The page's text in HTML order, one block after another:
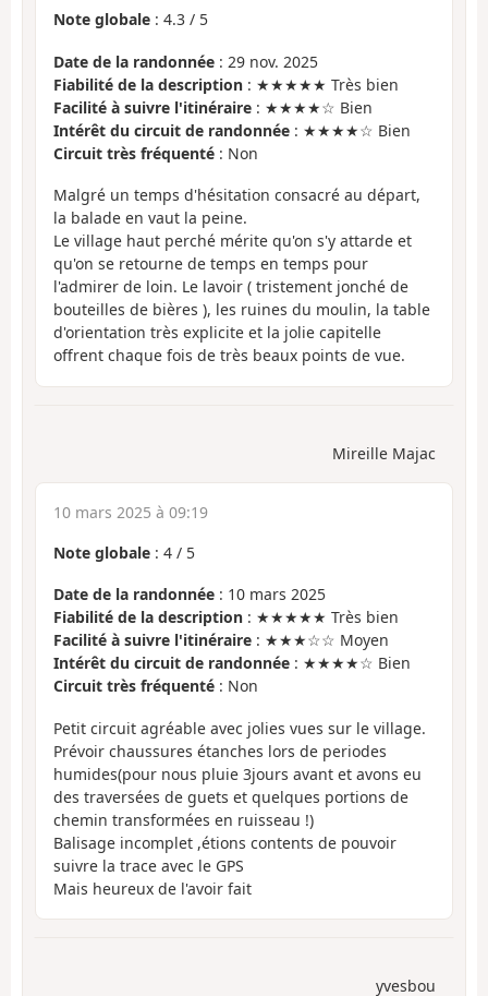
Note globale : 4.3 / 5
Date de la randonnée : 29 nov. 2025
Fiabilité de la description : ★★★★★ Très bien
Facilité à suivre l'itinéraire : ★★★★☆ Bien
Intérêt du circuit de randonnée : ★★★★☆ Bien
Circuit très fréquenté : Non
Malgré un temps d'hésitation consacré au départ,
la balade en vaut la peine.
Le village haut perché mérite qu'on s'y attarde et
qu'on se retourne de temps en temps pour
l'admirer de loin. Le lavoir ( tristement jonché de
bouteilles de bières ), les ruines du moulin, la table
d'orientation très explicite et la jolie capitelle
offrent chaque fois de très beaux points de vue.
Mireille Majac
10 mars 2025 à 09:19
Note globale : 4 / 5
Date de la randonnée : 10 mars 2025
Fiabilité de la description : ★★★★★ Très bien
Facilité à suivre l'itinéraire : ★★★☆☆ Moyen
Intérêt du circuit de randonnée : ★★★★☆ Bien
Circuit très fréquenté : Non
Petit circuit agréable avec jolies vues sur le village.
Prévoir chaussures étanches lors de periodes
humides(pour nous pluie 3jours avant et avons eu
des traversées de guets et quelques portions de
chemin transformées en ruisseau !)
Balisage incomplet ,étions contents de pouvoir
suivre la trace avec le GPS
Mais heureux de l'avoir fait
yvesbou